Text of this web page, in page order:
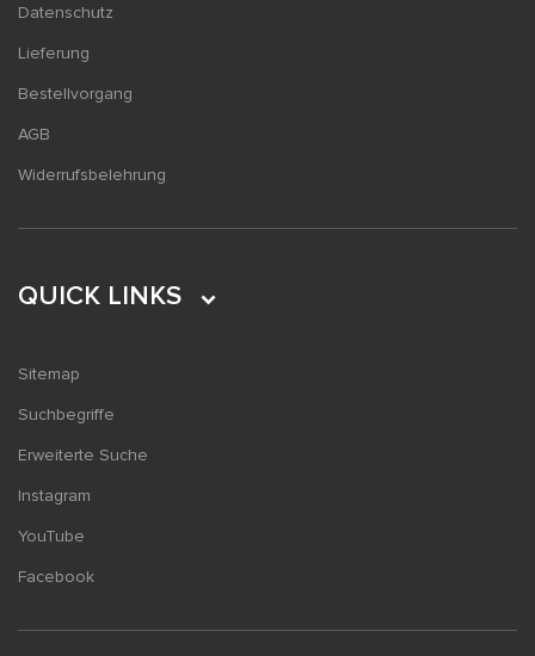
Datenschutz
Lieferung
Bestellvorgang
AGB
Widerrufsbelehrung
QUICK LINKS
Sitemap
Suchbegriffe
Erweiterte Suche
Instagram
YouTube
Facebook